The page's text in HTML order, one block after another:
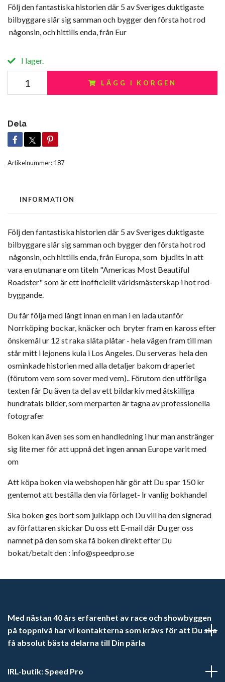
Följ den fantastiska historien där 5 av Sveriges duktigaste
bilbyggare slår sig samman och bygger den första hot rod
någonsin, och hittills enda, från Eur
I lager.
LÄGG I KORGEN
Dela
Artikelnummer: 187
INFORMATION
Följ den fantastiska historien där 5 av Sveriges duktigaste
bilbyggare slår sig samman och bygger den första hot rod
någonsin, och hittills enda, från Europa, som bjudits in att
vara en utmanare om titeln "Americas Most Beautiful
Roadster" som är ett inofficiellt världsmästerskap i hot rod-
byggande.
Du får följa med långt innan en man i en lada utanför
Norrköping bockar, knäcker och bryter fram en kaross efter
önskemål ur 12 st raka släta plåtar - hela vägen fram till man
står mitt i lejonens kula i Los Angeles. Du serveras hela den
osminkade historien med alla detaljer bakom draperiet
(förutom vem som sover med vem).. Förutom den utförliga
texten får Du även ta del av ett bildarkiv med åtskilliga
hundratals bilder, som merparten är tagna av professionella
fotografer
Boken kan även ses som en handledning i hur man anstränger
sig lite mer för att uppnå det ingen annan Europe varit med
om
Att köpa boken via webshopen här gör att Du spar 150 kr
gentemot att beställa den via förlaget- lr vanlig bokhandel
Ska boken ges bort som julklapp och Du vill ha den signerad
av författaren skickar Du oss ett E-mail där Du ger oss
namnet på den som ska få boken direkt efter Du
bokat/betalt den : info@speedpro.se
Med nästan 40 års erfarenhet av race och showbyggen
på toppnivå har vi kontakterna som krävs för att Du ska
få absolut bästa delarna till Din pärla
IRL-butik: Speed Pro